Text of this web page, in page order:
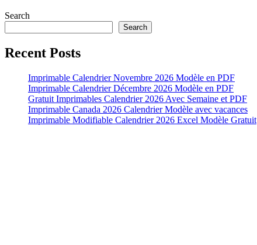
Search
Search
Recent Posts
Imprimable Calendrier Novembre 2026 Modèle en PDF
Imprimable Calendrier Décembre 2026 Modèle en PDF
Gratuit Imprimables Calendrier 2026 Avec Semaine et PDF
Imprimable Canada 2026 Calendrier Modèle avec vacances
Imprimable Modifiable Calendrier 2026 Excel Modèle Gratuit